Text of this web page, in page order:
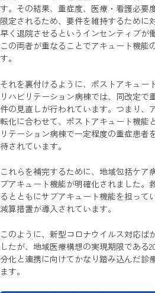
す。その結果、重症度、医療・看護必要
限定されるため、要件を維持するために
早く退院させるというインセンティブが
この両者が重なることでアキュート機能
す。
それを裏付けるように、ポストアキュー
リハビリテーション病棟では、同改定で
件の見直しが行われています。つまり、
転化に合わせて、ポストアキュート機能
リテーション病棟で一定程度の重症患者
待されています。
これらを補完するために、地域包括ケア
ブアキュート機能が明確化されました。
るとともにサブアキュート機能を担って
減算措置が導入されています。
このように、新型コロナウイルス対応ば
したが、地域医療構想の実現期限である
分化と連携に向けてかなり踏み込んだ診
ます。